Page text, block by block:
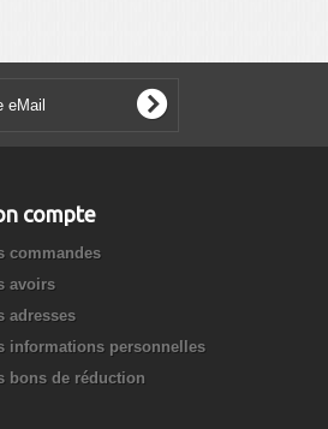
compte
commandes
avoirs
adresses
informations personnelles
bons de réduction